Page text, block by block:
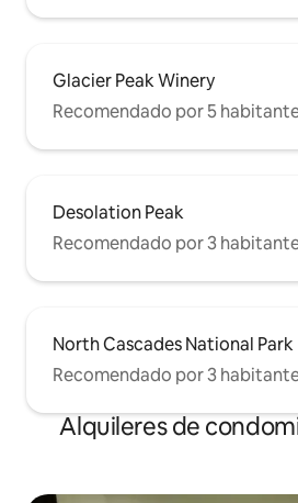
Glacier Peak Winery
Recomendado por 5
Desolation Peak
Recomendado por 3
North Cascades National Park
Recomendado por 3
Alquileres de